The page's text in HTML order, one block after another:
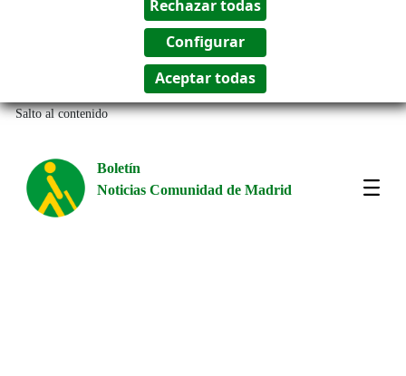
Salto al contenido
Boletín
Noticias Comunidad de Madrid